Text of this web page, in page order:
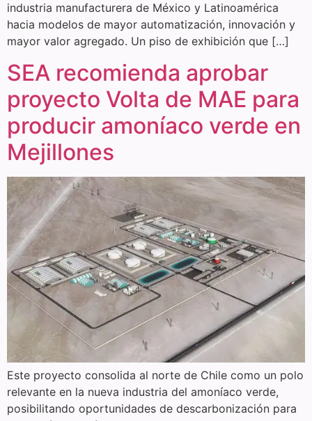
industria manufacturera de México y Latinoamérica
hacia modelos de mayor automatización, innovación y
mayor valor agregado. Un piso de exhibición que […]
SEA recomienda aprobar
proyecto Volta de MAE para
producir amoníaco verde en
Mejillones
Este proyecto consolida al norte de Chile como un polo
relevante en la nueva industria del amoníaco verde,
posibilitando oportunidades de descarbonización para